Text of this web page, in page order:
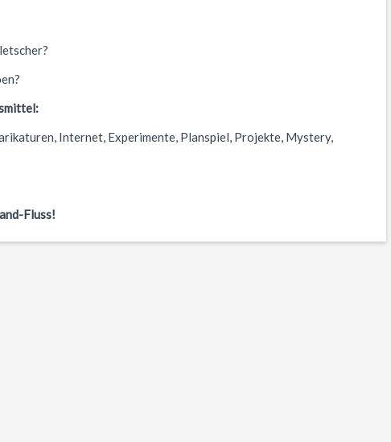
Internet, Experimente, Planspiel, Projekte, Mystery,
Fluss!